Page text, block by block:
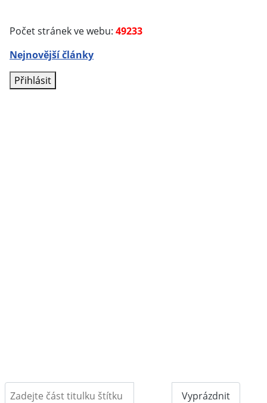
Počet stránek ve webu: 49233
Nejnovější články
Přihlásit
Zadejte část titulku štítku
Vyprázdnit